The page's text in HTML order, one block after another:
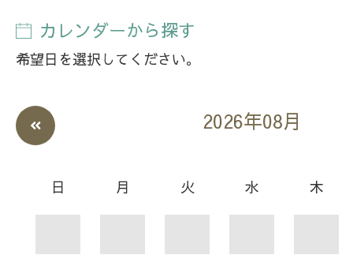
カレンダーから探す
希望日を選択してください。
2026年08月
日 月 火 水 木